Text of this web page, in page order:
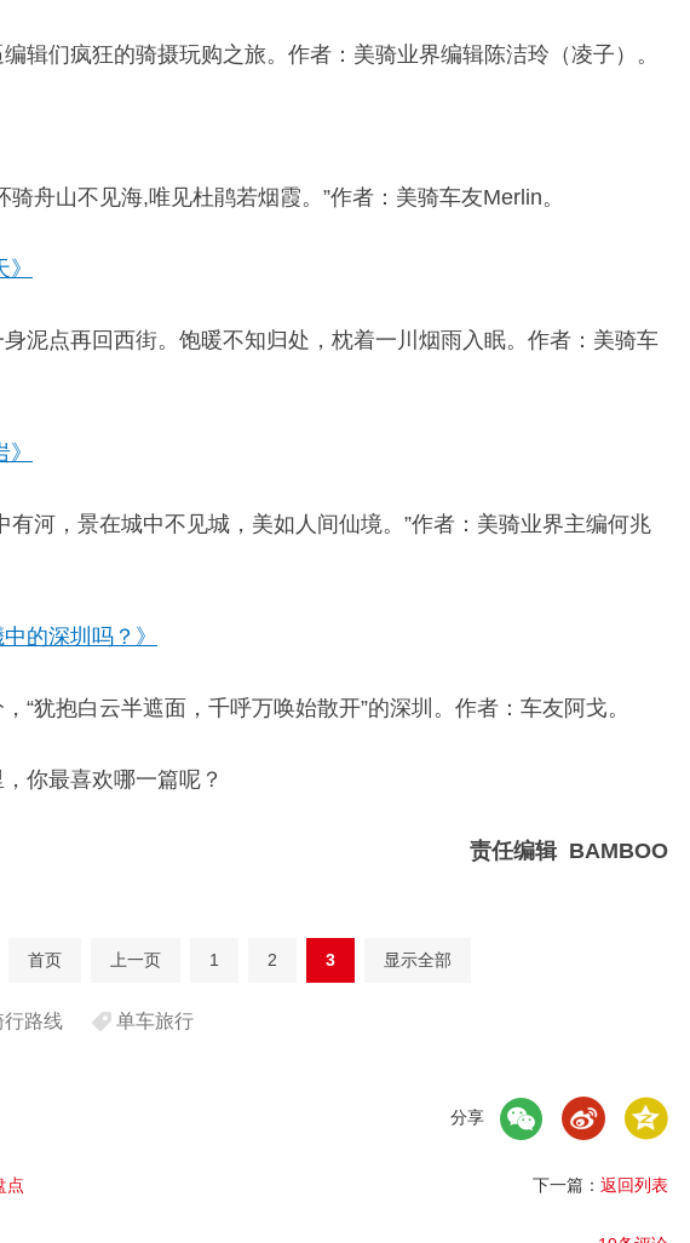
辑们疯狂的骑摄玩购之旅。作者：美骑业界编辑陈洁玲（凌子）。
舟山不见海,唯见杜鹃若烟霞。”作者：美骑车友Merlin。
泥点再回西街。饱暖不知归处，枕着一川烟雨入眠。作者：美骑车
有河，景在城中不见城，美如人间仙境。”作者：美骑业界主编何兆
的深圳吗？》
“犹抱白云半遮面，千呼万唤始散开”的深圳。作者：车友阿戈。
你最喜欢哪一篇呢？
责任编辑 BAMBOO
首页 上一页 1 2 3 显示全部
行路线 单车旅行
分享
点 下一篇： 返回列表